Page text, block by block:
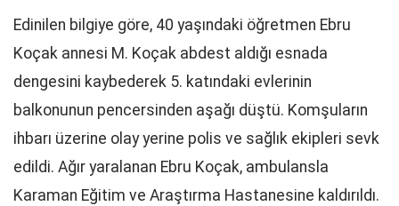
Edinilen bilgiye göre, 40 yaşındaki öğretmen Ebru
Koçak annesi M. Koçak abdest aldığı esnada
dengesini kaybederek 5. katındaki evlerinin
balkonunun pencersinden aşağı düştü. Komşuların
ihbarı üzerine olay yerine polis ve sağlık ekipleri sevk
edildi. Ağır yaralanan Ebru Koçak, ambulansla
Karaman Eğitim ve Araştırma Hastanesine kaldırıldı.